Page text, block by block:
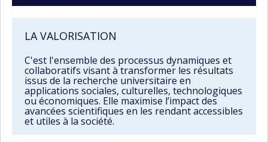
LA VALORISATION
C'est l'ensemble des processus dynamiques et
collaboratifs visant à transformer les résultats
issus de la recherche universitaire en
applications sociales, culturelles, technologiques
ou économiques. Elle maximise l’impact des
avancées scientifiques en les rendant accessibles
et utiles à la société.